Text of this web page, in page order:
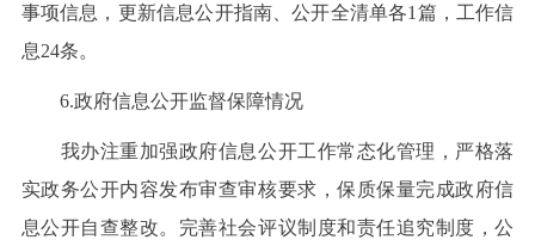
事项信息，更新信息公开指南、公开全清单各1篇，工作信
息24条。
6.政府信息公开监督保障情况
我办注重加强政府信息公开工作常态化管理，严格落
实政务公开内容发布审查审核要求，保质保量完成政府信
息公开自查整改。完善社会评议制度和责任追究制度，公